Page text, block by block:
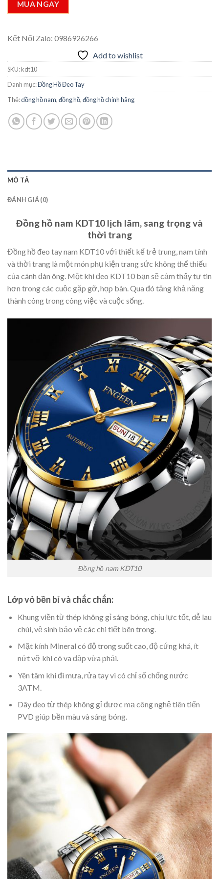
MUA NGAY
Kết Nối Zalo: 0986926266
Add to wishlist
SKU:kdt10
Danh mục:Đồng Hồ Đeo Tay
Thẻ:dồng hồ nam,đồng hồ,đồng hồ chính hãng
MÔ TẢ
ĐÁNH GIÁ (0)
Đồng hồ nam KDT10 lịch lãm, sang trọng và
thời trang
Đồng hồ đeo tay nam KDT10 với thiết kế trẻ trung, nam tính
và thời trang là một món phụ kiện trang sức không thể thiếu
của cánh đàn ông. Một khi đeo KDT10 bạn sẽ cảm thấy tự tin
hơn trong các cuộc gặp gỡ, họp bàn. Qua đó tăng khả năng
thành công trong công việc và cuộc sống.
Đồng hồ nam KDT10
Lớp vỏ bền bỉ và chắc chắn:
Khung viền từ thép không gỉ sáng bóng, chịu lực tốt, dễ lau
chùi, vệ sinh bảo vệ các chi tiết bên trong.
Mặt kính Mineral có độ trong suốt cao, độ cứng khá, ít
nứt vỡ khi có va đập vừa phải.
Yên tâm khi đi mưa, rửa tay vì có chỉ số chống nước
3ATM.
Dây đeo từ thép không gỉ được mạ công nghệ tiên tiến
PVD giúp bền màu và sáng bóng.